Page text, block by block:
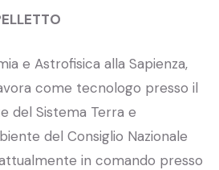
e Astrofisica alla Sapienza,
come tecnologo presso il
del Sistema Terra e
del Consiglio Nazionale
in comando presso